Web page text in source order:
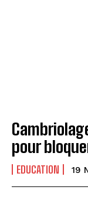
pour
EDUCATION 19